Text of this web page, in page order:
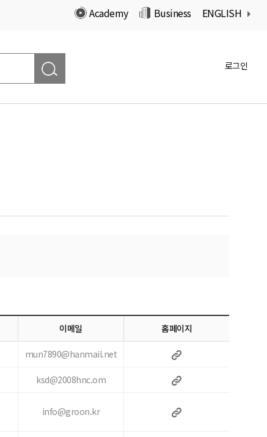
Academy Business ENGLISH
로그인
이메일 홈페이지
mun7890@hanmail.net
ksd@2008hnc.om
info@groon.kr